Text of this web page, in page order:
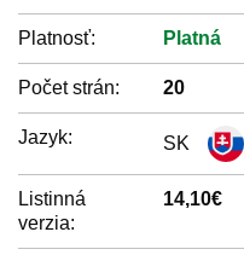
Platnosť: Platná
Počet strán: 20
Jazyk: SK
Listinná
verzia:
14,10€